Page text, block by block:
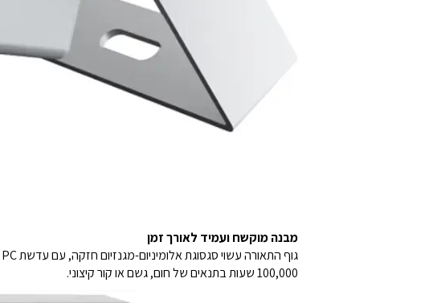
מבנה מוקשח ועמיד לאורך זמן
100,000 שעות בתנאים של חום, גשם או קור קיצוני.